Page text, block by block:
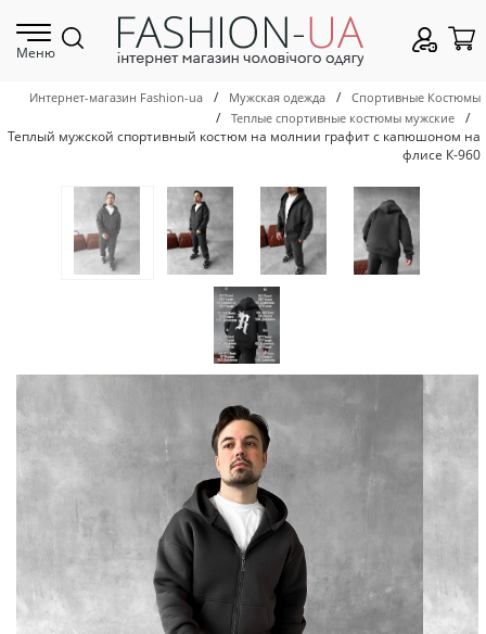
Меню
Интернет-магазин Fashion-ua / Мужская одежда / Спортивные Костюмы
/ Теплые спортивные костюмы мужские
/
Теплый мужской спортивный костюм на молнии графит с капюшоном на
флисе К-960